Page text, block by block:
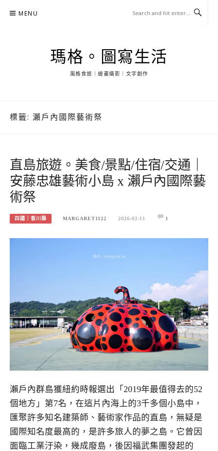
MENU
瑪格。圖寫生活
風格食旅｜繪畫攝影｜文字創作
標籤: 瀨戶內國際藝術祭
直島旅遊。美食/景點/住宿/交通｜
安藤忠雄藝術小島 x 瀨戶內國際藝
術祭
四國｜香川縣 MARGARET1122 2026-02-11 1
瀨戶內群島獲紐約時報選出「2019年最值得去的52
個地方」第7名，在這片內海上的3千多個小島中，
匯聚許多知名建築師、藝術家作品的直島，無疑是
國際知名度最高的，是許多旅人的夢之島。它曾因
面臨工業汙染，幾成廢島，後因福武集團發起的